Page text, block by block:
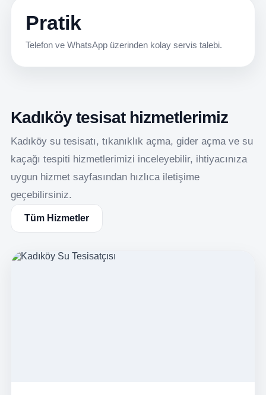
Pratik
Telefon ve WhatsApp üzerinden kolay servis talebi.
Kadıköy tesisat hizmetlerimiz
Kadıköy su tesisatı, tıkanıklık açma, gider açma ve su
kaçağı tespiti hizmetlerimizi inceleyebilir, ihtiyacınıza
uygun hizmet sayfasından hızlıca iletişime
geçebilirsiniz.
Tüm Hizmetler